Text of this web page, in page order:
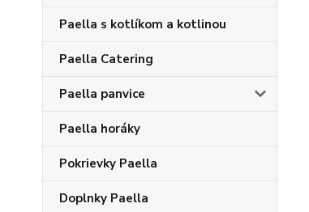
Paella s kotlíkom a kotlinou
Paella Catering
Paella panvice
Paella horáky
Pokrievky Paella
Doplnky Paella